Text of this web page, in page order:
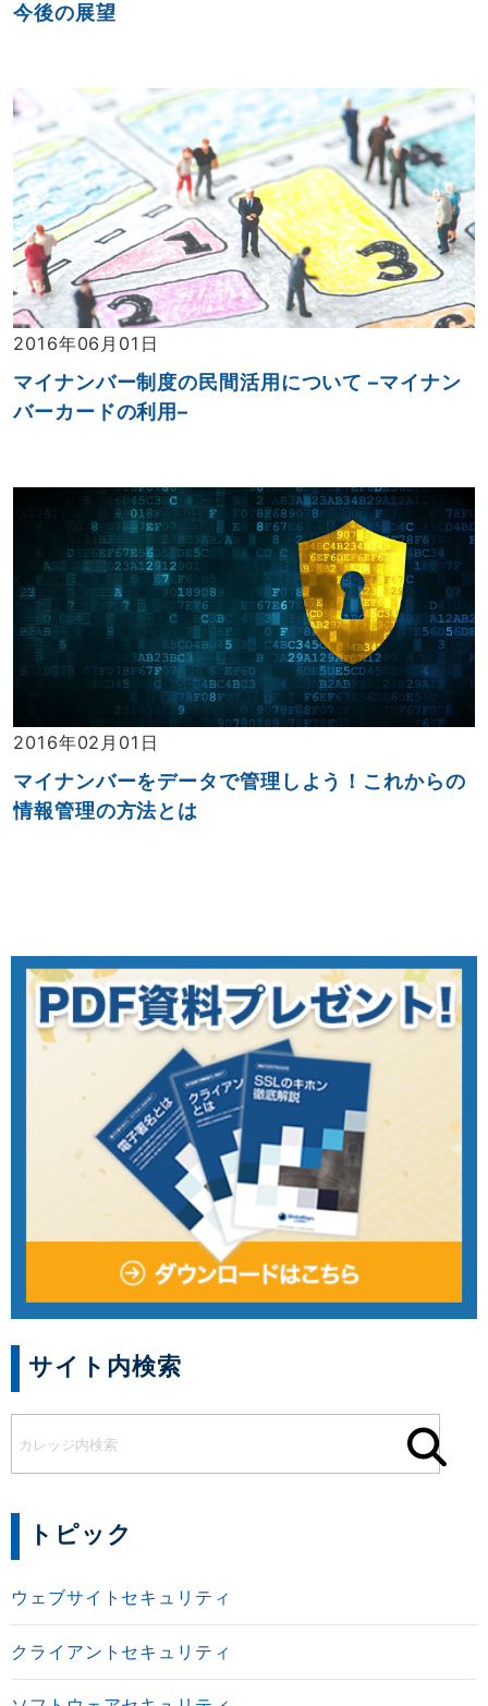
今後の展望
2016年06月01日
マイナンバー制度の民間活用について –マイナン
バーカードの利用–
2016年02月01日
マイナンバーをデータで管理しよう！これからの
情報管理の方法とは
サイト内検索
トピック
ウェブサイトセキュリティ
クライアントセキュリティ